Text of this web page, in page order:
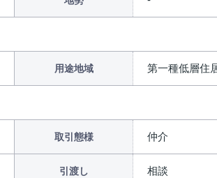
用途地域 第一種低層住
取引態様 仲介
引渡し 相談